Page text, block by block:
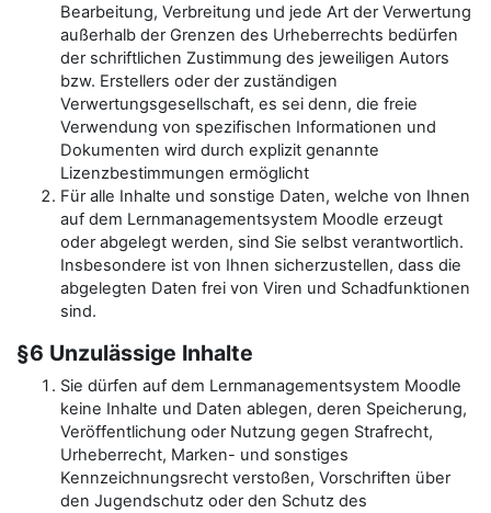
Bearbeitung, Verbreitung und jede Art der Verwertung
außerhalb der Grenzen des Urheberrechts bedürfen
der schriftlichen Zustimmung des jeweiligen Autors
bzw. Erstellers oder der zuständigen
Verwertungsgesellschaft, es sei denn, die freie
Verwendung von spezifischen Informationen und
Dokumenten wird durch explizit genannte
Lizenzbestimmungen ermöglicht
Für alle Inhalte und sonstige Daten, welche von Ihnen
auf dem Lernmanagementsystem Moodle erzeugt
oder abgelegt werden, sind Sie selbst verantwortlich.
Insbesondere ist von Ihnen sicherzustellen, dass die
abgelegten Daten frei von Viren und Schadfunktionen
sind.
§6 Unzulässige Inhalte
Sie dürfen auf dem Lernmanagementsystem Moodle
keine Inhalte und Daten ablegen, deren Speicherung,
Veröffentlichung oder Nutzung gegen Strafrecht,
Urheberrecht, Marken- und sonstiges
Kennzeichnungsrecht verstoßen, Vorschriften über
den Jugendschutz oder den Schutz des